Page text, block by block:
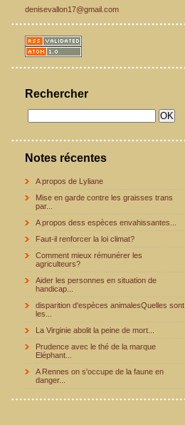
denisevallon17@gmail.com
Rechercher
Notes récentes
A propos de Lyliane
Mise en garde contre les graisses trans
par...
A propos dess espèces envahissantes...
Faut-il renforcer la loi climat?
Comment mieux rémunérer les
agriculteurs?
Aider les personnes en situation de
handicap...
disparition d'espèces animalesQuelles sont
les...
La Virginie abolit la peine de mort...
Prudence avec le thé de la marque
Eléphant...
A Rennes on s'occupe de la faune en
danger...